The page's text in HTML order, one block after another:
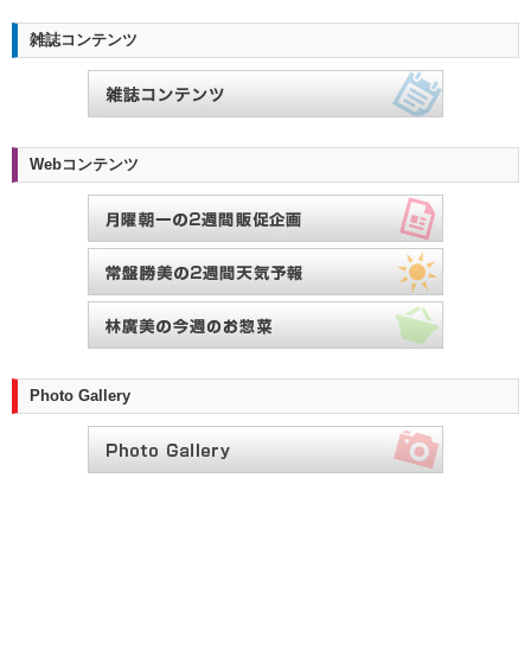
雑誌コンテンツ
Webコンテンツ
Photo Gallery